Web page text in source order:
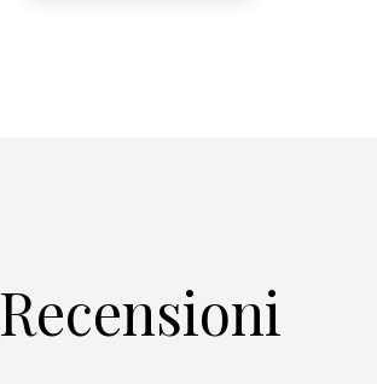
Recensioni